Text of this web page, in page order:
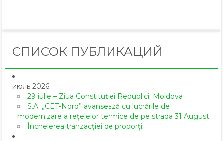
СПИСОК ПУБЛИКАЦИЙ
июль 2026
29 iulie – Ziua Constituției Republicii Moldova
S.A. „CET-Nord” avansează cu lucrările de
modernizare a rețelelor termice de pe strada 31 August
Încheierea tranzacției de proporții